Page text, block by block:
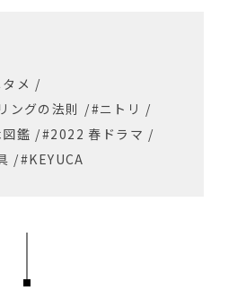
メ /
ングの法則 /#ニトリ /
鑑 /#2022 春ドラマ /
/#KEYUCA